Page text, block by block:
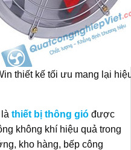
thiết kế tối ưu mang lại
thiết bị thông gió được
không khí hiệu quả trong
kho hàng, bếp công